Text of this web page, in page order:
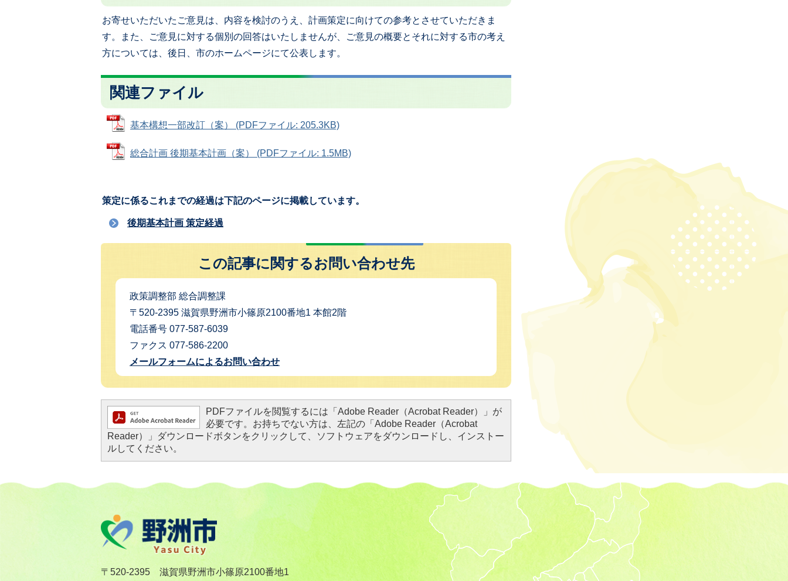
お寄せいただいたご意見は、内容を検討のうえ、計画策定に向けての参考とさせていただきま
す。また、ご意見に対する個別の回答はいたしませんが、ご意見の概要とそれに対する市の考え
方については、後日、市のホームページにて公表します。
関連ファイル
基本構想一部改訂（案） (PDFファイル: 205.3KB)
総合計画 後期基本計画（案） (PDFファイル: 1.5MB)
策定に係るこれまでの経過は下記のページに掲載しています。
後期基本計画 策定経過
この記事に関するお問い合わせ先
政策調整部 総合調整課
〒520-2395 滋賀県野洲市小篠原2100番地1 本館2階
電話番号 077-587-6039
ファクス 077-586-2200
メールフォームによるお問い合わせ
PDFファイルを閲覧するには「Adobe Reader（Acrobat Reader）」が
必要です。お持ちでない方は、左記の「Adobe Reader（Acrobat
Reader）」ダウンロードボタンをクリックして、ソフトウェアをダウンロードし、インストー
ルしてください。
〒520-2395 滋賀県野洲市小篠原2100番地1